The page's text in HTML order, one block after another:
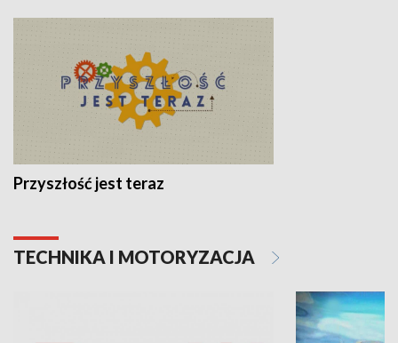
Przyszłość jest teraz
TECHNIKA I MOTORYZACJA